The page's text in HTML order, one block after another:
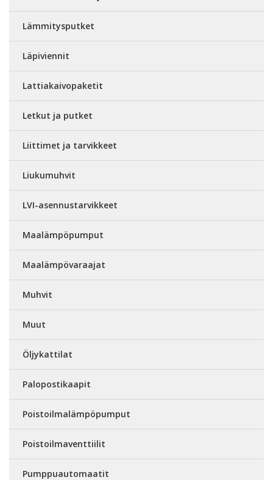
Lämmitysputket
Läpiviennit
Lattiakaivopaketit
Letkut ja putket
Liittimet ja tarvikkeet
Liukumuhvit
LVI-asennustarvikkeet
Maalämpöpumput
Maalämpövaraajat
Muhvit
Muut
Öljykattilat
Palopostikaapit
Poistoilmalämpöpumput
Poistoilmaventtiilit
Pumppuautomaatit